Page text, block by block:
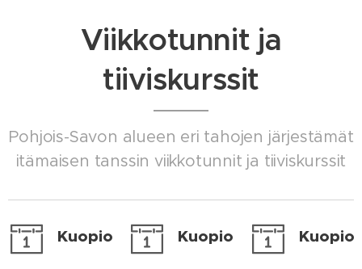
Viikkotunnit ja
tiiviskurssit
Pohjois-Savon alueen eri tahojen järjestämät
itämaisen tanssin viikkotunnit ja tiiviskurssit
Kuopio Kuopio Kuopio